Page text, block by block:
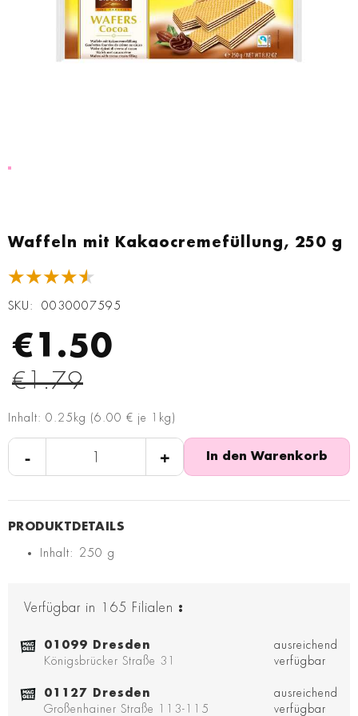
Waffeln mit Kakaocremefüllung, 250 g
★★★★★
SKU 0030007595
€1.50
€1.79
Inhalt: 0.25kg (6.00 € je 1kg)
- + In den Warenkorb
Inhalt: 250 g
Verfügbar in 165 Filialen :
01099 Dresden
Königsbrücker Straße 31
ausreichend
verfügbar
01127 Dresden
Großenhainer Straße 113-115
ausreichend
verfügbar
Anfang
Bildgalerie